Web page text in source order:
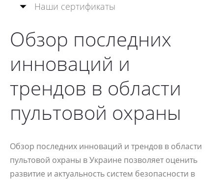
Наши сертификаты
Обзор последних
инноваций и
трендов в области
пультовой охраны
Обзор последних инноваций и трендов в области
пультовой охраны в Украине позволяет оценить
развитие и актуальность систем безопасности в